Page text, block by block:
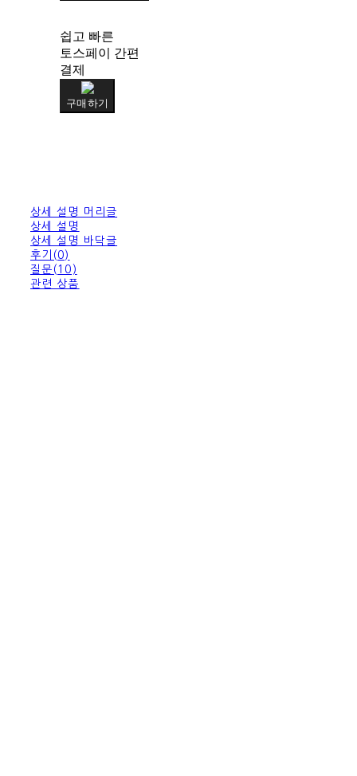
쉽고 빠른
토스페이 간편
결제
구매하기
상세 설명 머리글
상세 설명
상세 설명 바닥글
후기(0)
질문(10)
관련 상품